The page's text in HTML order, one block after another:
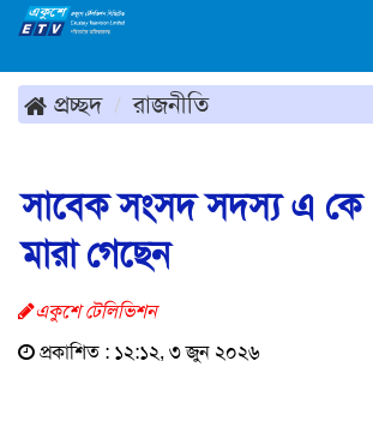
প্রচ্ছদ রাজনীতি
সাবেক সংসদ সদস্য এ কে
মারা গেছেন
একুশে টেলিভিশন
প্রকাশিত : ১২:১২, ৩ জুন ২০২৬